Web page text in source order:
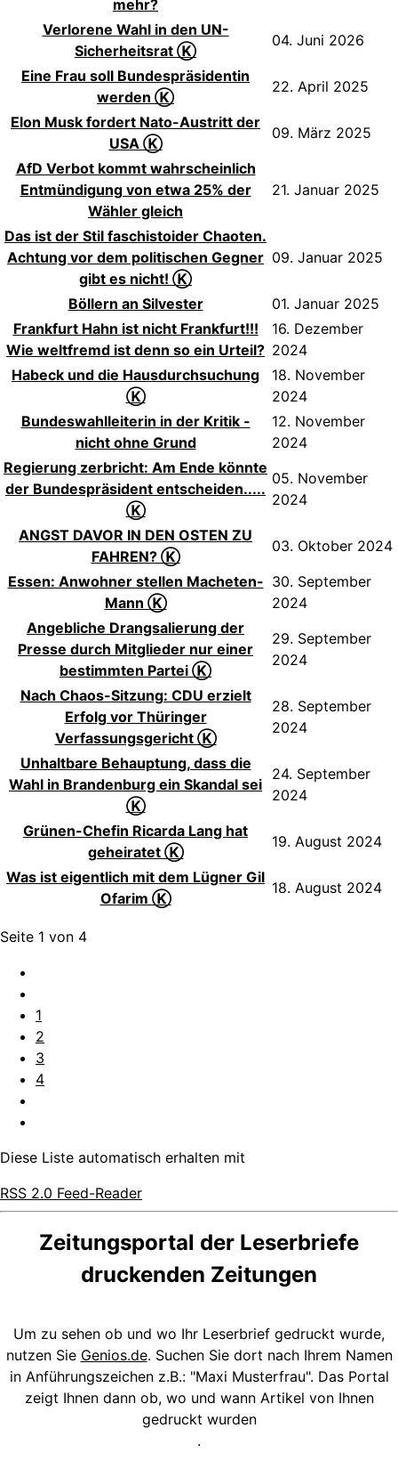
mehr?
Verlorene Wahl in den UN-
Sicherheitsrat Ⓚ
04. Juni 2026
Eine Frau soll Bundespräsidentin
werden Ⓚ
22. April 2025
Elon Musk fordert Nato-Austritt der
USA Ⓚ
09. März 2025
AfD Verbot kommt wahrscheinlich
Entmündigung von etwa 25% der
Wähler gleich
21. Januar 2025
Das ist der Stil faschistoider Chaoten.
Achtung vor dem politischen Gegner
gibt es nicht! Ⓚ
09. Januar 2025
Böllern an Silvester
01. Januar 2025
Frankfurt Hahn ist nicht Frankfurt!!!
Wie weltfremd ist denn so ein Urteil?
16. Dezember
2024
Habeck und die Hausdurchsuchung
Ⓚ
18. November
2024
Bundeswahlleiterin in der Kritik -
nicht ohne Grund
12. November
2024
Regierung zerbricht: Am Ende könnte
der Bundespräsident entscheiden.....
Ⓚ
05. November
2024
ANGST DAVOR IN DEN OSTEN ZU
FAHREN? Ⓚ
03. Oktober 2024
Essen: Anwohner stellen Macheten-
Mann Ⓚ
30. September
2024
Angebliche Drangsalierung der
Presse durch Mitglieder nur einer
bestimmten Partei Ⓚ
29. September
2024
Nach Chaos-Sitzung: CDU erzielt
Erfolg vor Thüringer
Verfassungsgericht Ⓚ
28. September
2024
Unhaltbare Behauptung, dass die
Wahl in Brandenburg ein Skandal sei
Ⓚ
24. September
2024
Grünen-Chefin Ricarda Lang hat
geheiratet Ⓚ
19. August 2024
Was ist eigentlich mit dem Lügner Gil
Ofarim Ⓚ
18. August 2024
Seite 1 von 4
1
2
3
4
Diese Liste automatisch erhalten mit
RSS 2.0 Feed-Reader
Zeitungsportal der Leserbriefe
druckenden Zeitungen
Um zu sehen ob und wo Ihr Leserbrief gedruckt wurde,
nutzen Sie Genios.de. Suchen Sie dort nach Ihrem Namen
in Anführungszeichen z.B.: "Maxi Musterfrau". Das Portal
zeigt Ihnen dann ob, wo und wann Artikel von Ihnen
gedruckt wurden
.